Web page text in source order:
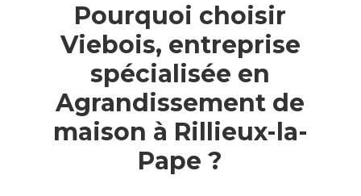
Pourquoi choisir
Viebois, entreprise
spécialisée en
Agrandissement de
maison à Rillieux-la-
Pape ?